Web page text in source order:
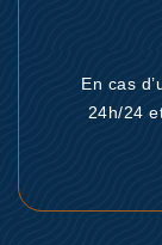
En cas
24h/24